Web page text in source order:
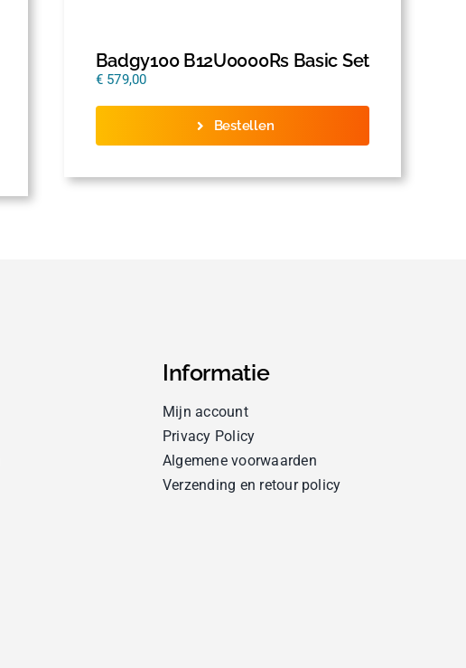
Badgy100 B12U0000Rs Basic Set
€579,00
Bestellen
Informatie
Mijn account
Privacy Policy
Algemene voorwaarden
Verzending en retour policy